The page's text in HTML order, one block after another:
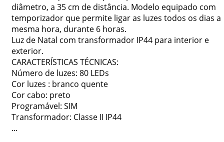
diâmetro, a 35 cm de distância. Modelo equipado com
temporizador que permite ligar as luzes todos os dias a
mesma hora, durante 6 horas.
Luz de Natal com transformador IP44 para interior e
exterior.
CARACTERÍSTICAS TÉCNICAS:
Número de luzes: 80 LEDs
Cor luzes : branco quente
Cor cabo: preto
Programável: SIM
Transformador: Classe II IP44
...